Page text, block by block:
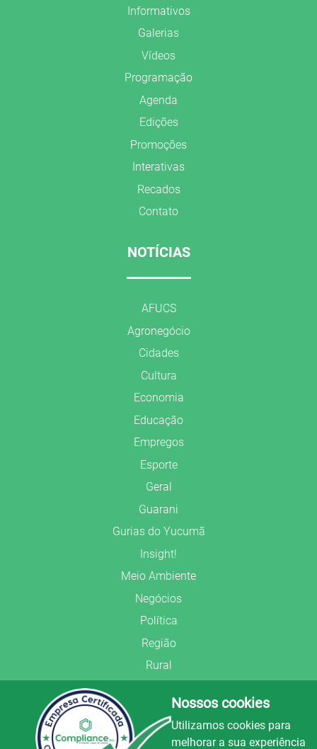
Informativos
Galerias
Vídeos
Programação
Agenda
Edições
Promoções
Interativas
Recados
Contato
NOTÍCIAS
AFUCS
Agronegócio
Cidades
Cultura
Economia
Educação
Empregos
Esporte
Geral
Guarani
Gurias do Yucumã
Insight!
Meio Ambiente
Negócios
Política
Região
Rural
Segurança Pública
União Frederiquense
Nossos cookies
Utilizamos cookies para
melhorar a sua experiência